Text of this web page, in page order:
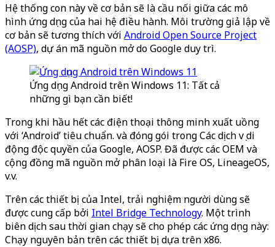
Hệ thống con này về cơ bản sẽ là cầu nối giữa các mô
hình ứng dụng của hai hệ điều hành. Môi trường giả lập về
cơ bản sẽ tương thích với Android Open Source Project
(AOSP), dự án mã nguồn mở do Google duy trì.
Ứng dụng Android trên Windows 11: Tất cả
những gì bạn cần biết!
Trong khi hầu hết các điện thoại thông minh xuất uồng
với ‘Android’ tiêu chuẩn. và đóng gói trong Các dịch vụ di
động độc quyền của Google, AOSP. Đã được các OEM và
cộng đồng mã nguồn mở phân loại là Fire OS, LineageOS,
v.v.
Trên các thiết bị của Intel, trải nghiệm người dùng sẽ
được cung cấp bởi Intel Bridge Technology. Một trình
biên dịch sau thời gian chạy sẽ cho phép các ứng dụng này:
Chạy nguyên bản trên các thiết bị dựa trên x86.